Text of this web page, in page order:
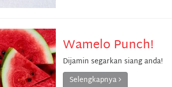
Wamelo Punch!
Dijamin segarkan siang anda!
Selengkapnya